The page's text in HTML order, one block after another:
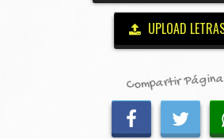
UPLOAD
Compartir Página